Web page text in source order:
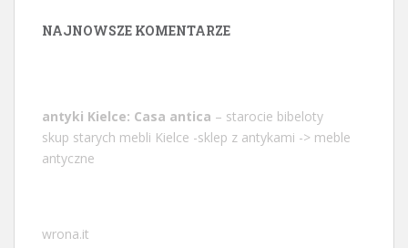
NAJNOWSZE KOMENTARZE
antyki Kielce: Casa antica – starocie bibeloty
skup starych mebli Kielce -sklep z antykami -> meble
antyczne
wrona.it